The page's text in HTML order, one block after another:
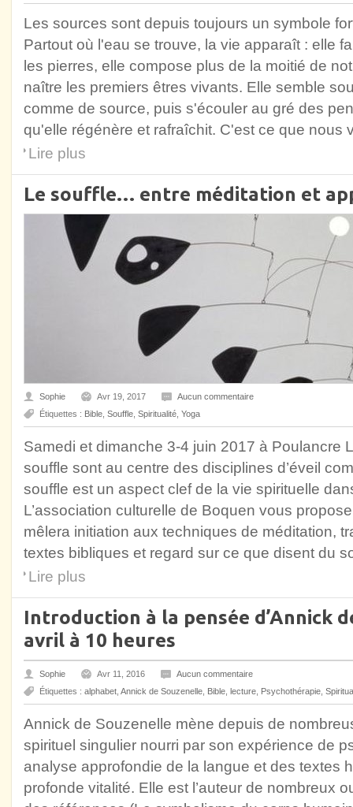
Les sources sont depuis toujours un symbole
Partout où l'eau se trouve, la vie apparaît : elle
les pierres, elle compose plus de la moitié de
naître les premiers êtres vivants. Elle semble
comme de source, puis s'écouler au gré des
qu'elle régénère et rafraîchit. C'est ce que nous
Lire plus
Le souffle… entre méditation et
Sophie Avr 19, 2017
Aucun commentaire
Étiquettes : Bible Souffle Spiritualité Yoga
Samedi et dimanche 3-4 juin 2017 à Poulancre
souffle sont au centre des disciplines d’éveil
souffle est un aspect clef de la vie spirituelle
L’association culturelle de Boquen vous
mêlera initiation aux techniques de méditation,
textes bibliques et regard sur ce que disent du
Lire plus
Introduction à la pensée d’Annick
avril à 10 heures
Sophie Avr 11, 2016
Aucun commentaire
Étiquettes : alphabet Annick de Souzenelle Bible lecture Psychothérapie
Annick de Souzenelle mène depuis de
spirituel singulier nourri par son expérience de
analyse approfondie de la langue et des textes
profonde vitalité. Elle est l’auteur de nombreux